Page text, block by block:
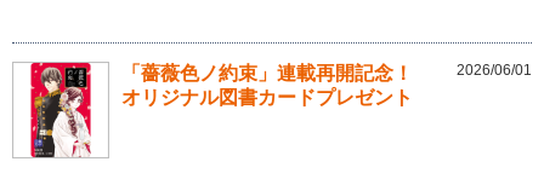
「薔薇色ノ約束」連載再開記念！
オリジナル図書カードプレゼント
2026/06/01